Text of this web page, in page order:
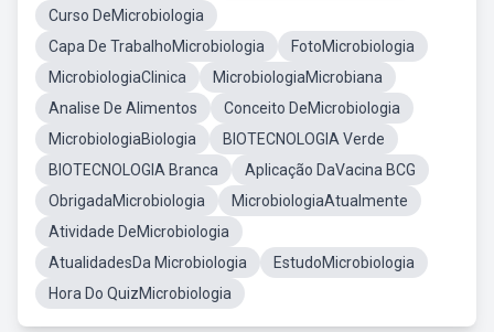
Curso DeMicrobiologia
Capa De TrabalhoMicrobiologia
FotoMicrobiologia
MicrobiologiaClinica
MicrobiologiaMicrobiana
Analise De Alimentos
Conceito DeMicrobiologia
MicrobiologiaBiologia
BIOTECNOLOGIA Verde
BIOTECNOLOGIA Branca
Aplicação DaVacina BCG
ObrigadaMicrobiologia
MicrobiologiaAtualmente
Atividade DeMicrobiologia
AtualidadesDa Microbiologia
EstudoMicrobiologia
Hora Do QuizMicrobiologia